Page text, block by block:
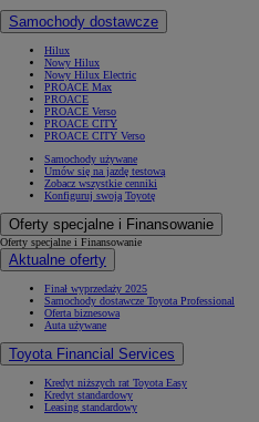
Samochody dostawcze
Hilux
Nowy Hilux
Nowy Hilux Electric
PROACE Max
PROACE
PROACE Verso
PROACE CITY
PROACE CITY Verso
Samochody używane
Umów się na jazdę testową
Zobacz wszystkie cenniki
Konfiguruj swoją Toyotę
Oferty specjalne i Finansowanie
Oferty specjalne i Finansowanie
Aktualne oferty
Finał wyprzedaży 2025
Samochody dostawcze Toyota Professional
Oferta biznesowa
Auta używane
Toyota Financial Services
Kredyt niższych rat Toyota Easy
Kredyt standardowy
Leasing standardowy